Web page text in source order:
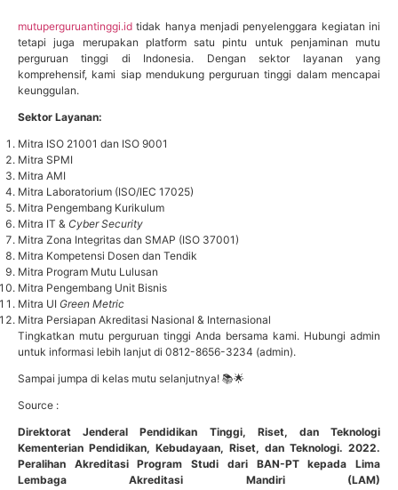
mutuperguruantinggi.id tidak hanya menjadi penyelenggara kegiatan ini
tetapi juga merupakan platform satu pintu untuk penjaminan mutu
perguruan tinggi di Indonesia. Dengan sektor layanan yang
komprehensif, kami siap mendukung perguruan tinggi dalam mencapai
keunggulan.
Sektor Layanan:
Mitra ISO 21001 dan ISO 9001
Mitra SPMI
Mitra AMI
Mitra Laboratorium (ISO/IEC 17025)
Mitra Pengembang Kurikulum
Mitra IT & Cyber Security
Mitra Zona Integritas dan SMAP (ISO 37001)
Mitra Kompetensi Dosen dan Tendik
Mitra Program Mutu Lulusan
Mitra Pengembang Unit Bisnis
Mitra UI Green Metric
Mitra Persiapan Akreditasi Nasional & Internasional
Tingkatkan mutu perguruan tinggi Anda bersama kami. Hubungi admin
untuk informasi lebih lanjut di 0812-8656-3234 (admin).
Sampai jumpa di kelas mutu selanjutnya! 📚🌟
Source :
Direktorat Jenderal Pendidikan Tinggi, Riset, dan Teknologi
Kementerian Pendidikan, Kebudayaan, Riset, dan Teknologi. 2022.
Peralihan Akreditasi Program Studi dari BAN-PT kepada Lima
Lembaga Akreditasi Mandiri (LAM)